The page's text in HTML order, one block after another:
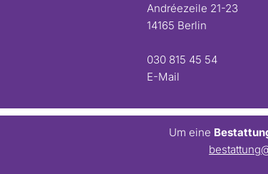
Andréezeile 21-23
14165 Berlin
030 815 45 54
E-Mail
Um eine